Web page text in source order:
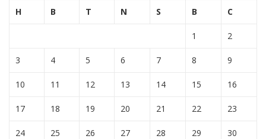
H B T N S B C
1 2
3 4 5 6 7 8 9
10 11 12 13 14 15 16
17 18 19 20 21 22 23
24 25 26 27 28 29 30